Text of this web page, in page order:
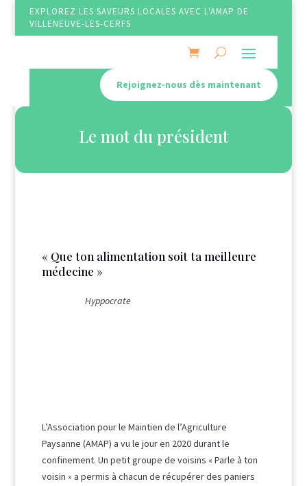
EXPLOREZ LES SAVEURS LOCALES AVEC L'AMAP DE
VILLENEUVE-LES-CERFS
Rejoignez-nous dès maintenant
Le mot du président
« Que ton alimentation soit ta meilleure
médecine »
Hyppocrate
L’Association pour le Maintien de l’Agriculture
Paysanne (AMAP) a vu le jour en 2020 durant le
confinement. Un petit groupe de voisins « Parle à ton
voisin » a permis à chacun de récupérer des paniers